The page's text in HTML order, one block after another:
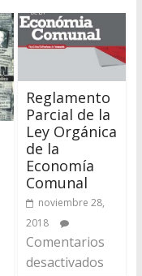
Reglamento
Parcial de la
Ley Orgánica
de la
Economía
Comunal
noviembre 28,
2018
Comentarios
desactivados